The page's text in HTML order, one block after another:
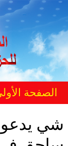
الصفحة
شي يدعو